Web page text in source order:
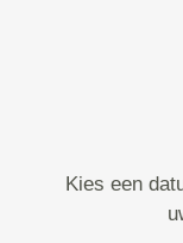
Kies een